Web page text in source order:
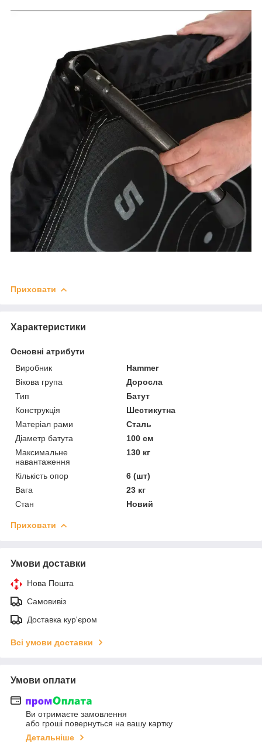
Приховати
Характеристики
Основні атрибути
Виробник
Hammer
Вікова група
Доросла
Тип
Батут
Конструкція
Шестикутна
Матеріал рами
Сталь
Діаметр батута
100 см
Максимальне
навантаження
130 кг
Кількість опор
6 (шт)
Вага
23 кг
Стан
Новий
Приховати
Умови доставки
Нова Пошта
Самовивіз
Доставка кур'єром
Всі умови доставки
Умови оплати
Ви отримаєте замовлення
або гроші повернуться на вашу картку
Детальніше